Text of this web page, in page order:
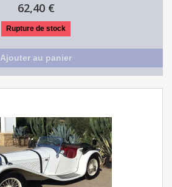
62,40 €
Rupture de stock
Ajouter au panier